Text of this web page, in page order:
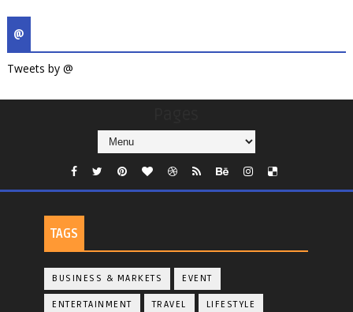
@
Tweets by @
TAGS
BUSINESS & MARKETS EVENT
ENTERTAINMENT TRAVEL LIFESTYLE